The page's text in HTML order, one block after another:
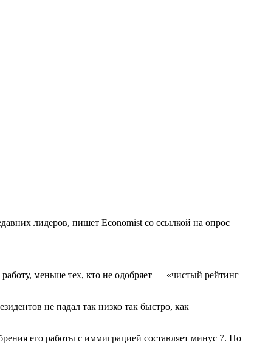
лидеров, пишет Economist со ссылкой на опрос
меньше тех, кто не одобряет — «чистый рейтинг
не падал так низко так быстро, как
его работы с иммиграцией составляет минус 7. По